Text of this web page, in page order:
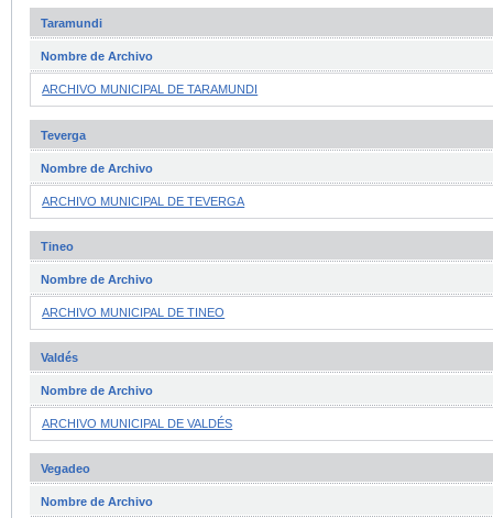
Taramundi
Nombre de Archivo
ARCHIVO MUNICIPAL DE TARAMUNDI
Teverga
Nombre de Archivo
ARCHIVO MUNICIPAL DE TEVERGA
Tineo
Nombre de Archivo
ARCHIVO MUNICIPAL DE TINEO
Valdés
Nombre de Archivo
ARCHIVO MUNICIPAL DE VALDÉS
Vegadeo
Nombre de Archivo